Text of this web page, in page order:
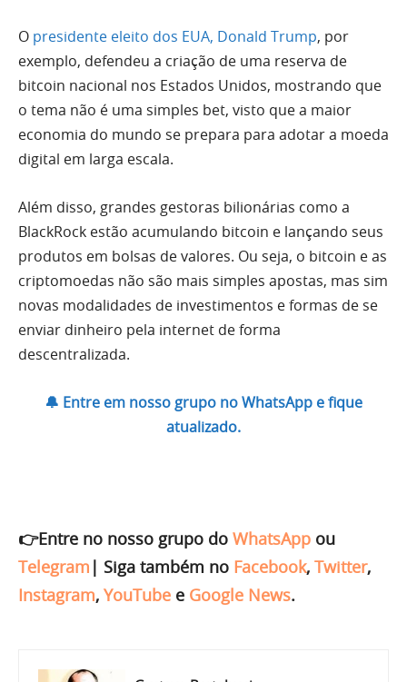
O presidente eleito dos EUA, Donald Trump, por
exemplo, defendeu a criação de uma reserva de
bitcoin nacional nos Estados Unidos, mostrando que
o tema não é uma simples bet, visto que a maior
economia do mundo se prepara para adotar a moeda
digital em larga escala.
Além disso, grandes gestoras bilionárias como a
BlackRock estão acumulando bitcoin e lançando seus
produtos em bolsas de valores. Ou seja, o bitcoin e as
criptomoedas não são mais simples apostas, mas sim
novas modalidades de investimentos e formas de se
enviar dinheiro pela internet de forma
descentralizada.
🔔 Entre em nosso grupo no WhatsApp e fique
atualizado.
👉Entre no nosso grupo do WhatsApp ou
Telegram | Siga também no Facebook, Twitter,
Instagram, YouTube e Google News.